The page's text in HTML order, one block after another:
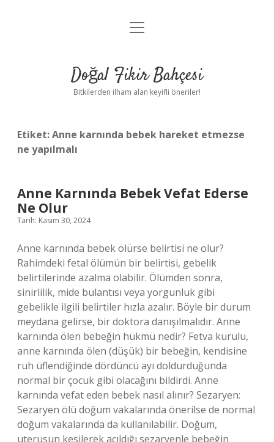
Anasayfa
Yasal Uyarı
menüyü
Doğal Fikir Bahçesi
Bitkilerden ilham alan keyifli öneriler!
Etiket:Anne karnında bebek hareket etmezse
ne yapılmalı
Anne Karnında Bebek Vefat Ederse
Ne Olur
Tarih: Kasım 30, 2024
Anne karnında bebek ölürse belirtisi ne olur?
Rahimdeki fetal ölümün bir belirtisi, gebelik
belirtilerinde azalma olabilir. Ölümden sonra,
sinirlilik, mide bulantısı veya yorgunluk gibi
gebelikle ilgili belirtiler hızla azalır. Böyle bir durum
meydana gelirse, bir doktora danışılmalıdır. Anne
karnında ölen bebeğin hükmü nedir? Fetva kurulu,
anne karnında ölen (düşük) bir bebeğin, kendisine
ruh üflendiğinde dördüncü ayı doldurduğunda
normal bir çocuk gibi olacağını bildirdi. Anne
karnında vefat eden bebek nasıl alınır? Sezaryen:
Sezaryen ölü doğum vakalarında önerilse de normal
doğum vakalarında da kullanılabilir. Doğum,
uterusun kesilerek açıldığı sezaryenle bebeğin